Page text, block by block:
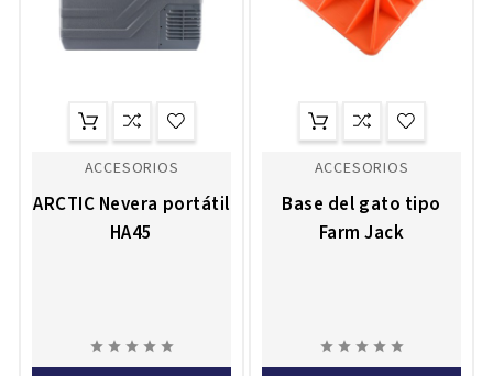
ACCESORIOS
ARCTIC Nevera portátil
HA45
    
ACCESORIOS
Base del gato tipo
Farm Jack
    